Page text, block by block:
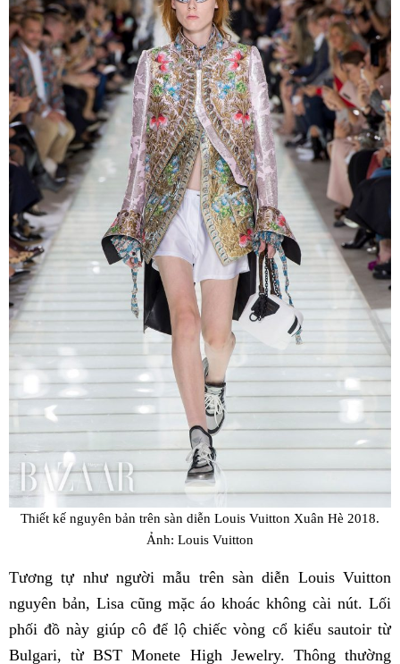
Thiết kế nguyên bản trên sàn diễn Louis Vuitton Xuân Hè 2018.
Ảnh: Louis Vuitton
Tương tự như người mẫu trên sàn diễn Louis Vuitton
nguyên bản, Lisa cũng mặc áo khoác không cài nút. Lối
phối đồ này giúp cô để lộ chiếc vòng cổ kiểu sautoir từ
Bulgari, từ BST Monete High Jewelry. Thông thường